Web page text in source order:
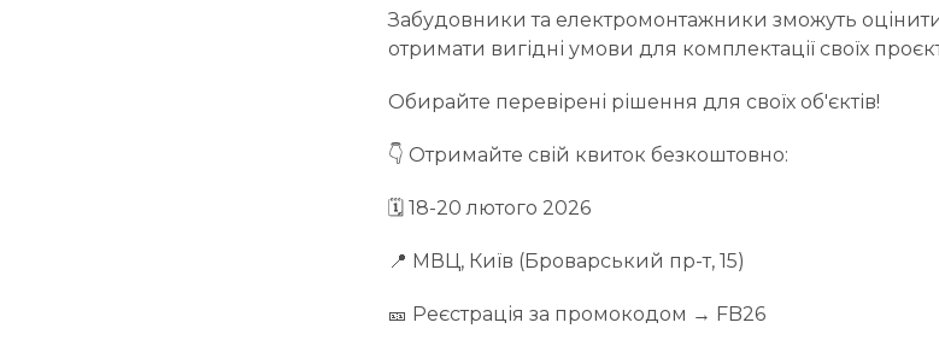
Забудовники та електромонтажники зможуть оцінити
отримати вигідні умови для комплектації своїх
Обирайте перевірені рішення для своїх об'єктів!
👇 Отримайте свій квиток безкоштовно:
🗓 18-20 лютого 2026
📍 МВЦ, Київ (Броварський пр-т, 15)
🎫 Реєстрація за промокодом → FB26